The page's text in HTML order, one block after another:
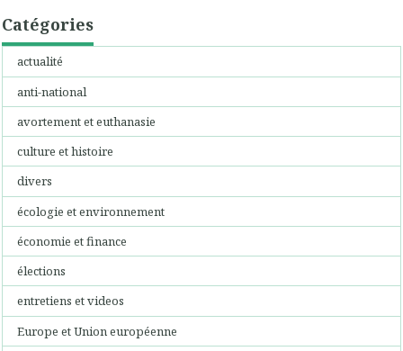
Catégories
actualité
anti-national
avortement et euthanasie
culture et histoire
divers
écologie et environnement
économie et finance
élections
entretiens et videos
Europe et Union européenne